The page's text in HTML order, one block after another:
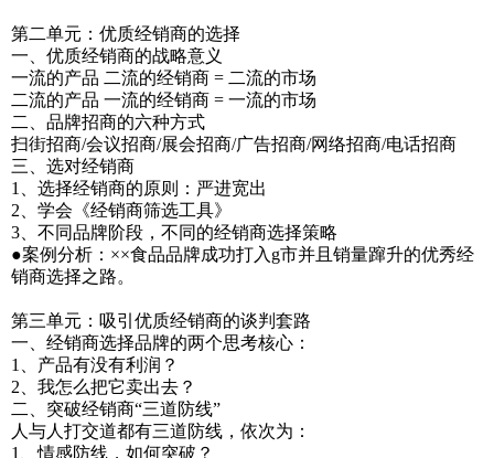
第二单元：优质经销商的选择
一、优质经销商的战略意义
一流的产品 二流的经销商 = 二流的市场
二流的产品 一流的经销商 = 一流的市场
二、品牌招商的六种方式
扫街招商/会议招商/展会招商/广告招商/网络招商/电话招商
三、选对经销商
1、选择经销商的原则：严进宽出
2、学会《经销商筛选工具》
3、不同品牌阶段，不同的经销商选择策略
●案例分析：××食品品牌成功打入g市并且销量蹿升的优秀经
销商选择之路。
第三单元：吸引优质经销商的谈判套路
一、经销商选择品牌的两个思考核心：
1、产品有没有利润？
2、我怎么把它卖出去？
二、突破经销商“三道防线”
人与人打交道都有三道防线，依次为：
1、情感防线，如何突破？